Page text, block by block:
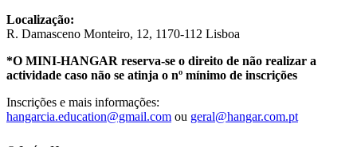
Localização:
R. Damasceno Monteiro, 12, 1170-112 Lisboa
*O MINI-HANGAR reserva-se o direito de não realizar a
actividade caso não se atinja o nº mínimo de inscrições
Inscrições e mais informações:
hangarcia.education@gmail.com ou geral@hangar.com.pt